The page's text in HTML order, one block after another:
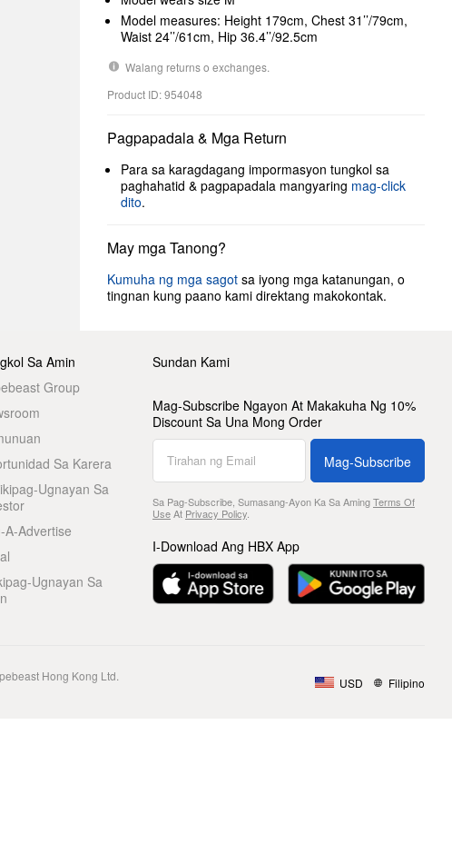
Model measures: Height 179cm, Chest 31’’/79cm,
Waist 24’’/61cm, Hip 36.4’’/92.5cm
Walang returns o exchanges.
Product ID: 954048
Pagpapadala & Mga Return
Para sa karagdagang impormasyon tungkol sa
paghahatid & pagpapadala mangyaring mag-click
dito.
May mga Tanong?
Kumuha ng mga sagot sa iyong mga katanungan, o
tingnan kung paano kami direktang makokontak.
Sa Amin
Group
Sa Karera
Ugnayan Sa
A-Advertise
Ugnayan Sa
Sundan Kami
Mag-Subscribe Ngayon At Makakuha Ng 10%
Discount Sa Una Mong Order
Mag-Subscribe
Sa Pag-Subscribe, Sumasang-Ayon Ka Sa AmingTerms Of
UseAt Privacy Policy.
I-Download Ang HBX App
Hong Kong Ltd.
USD Filipino